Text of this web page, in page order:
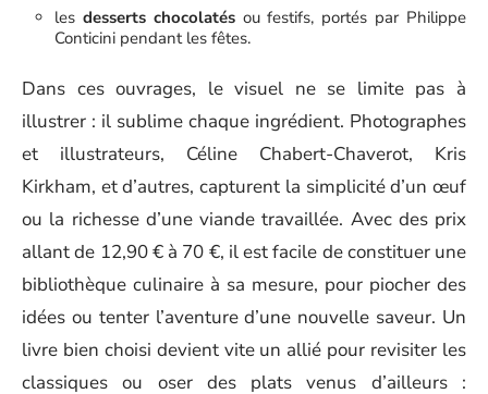
les desserts chocolatésou festifs, portés par Philippe
Conticini pendant les fêtes.
Dans ces ouvrages, le visuel ne se limite pas à
illustrer : il sublime chaque ingrédient. Photographes
et illustrateurs, Céline Chabert-Chaverot, Kris
Kirkham, et d’autres, capturent la simplicité d’un œuf
ou la richesse d’une viande travaillée. Avec des prix
allant de 12,90 € à 70 €, il est facile de constituer une
bibliothèque culinaire à sa mesure, pour piocher des
idées ou tenter l’aventure d’une nouvelle saveur. Un
livre bien choisi devient vite un allié pour revisiter les
classiques ou oser des plats venus d’ailleurs :